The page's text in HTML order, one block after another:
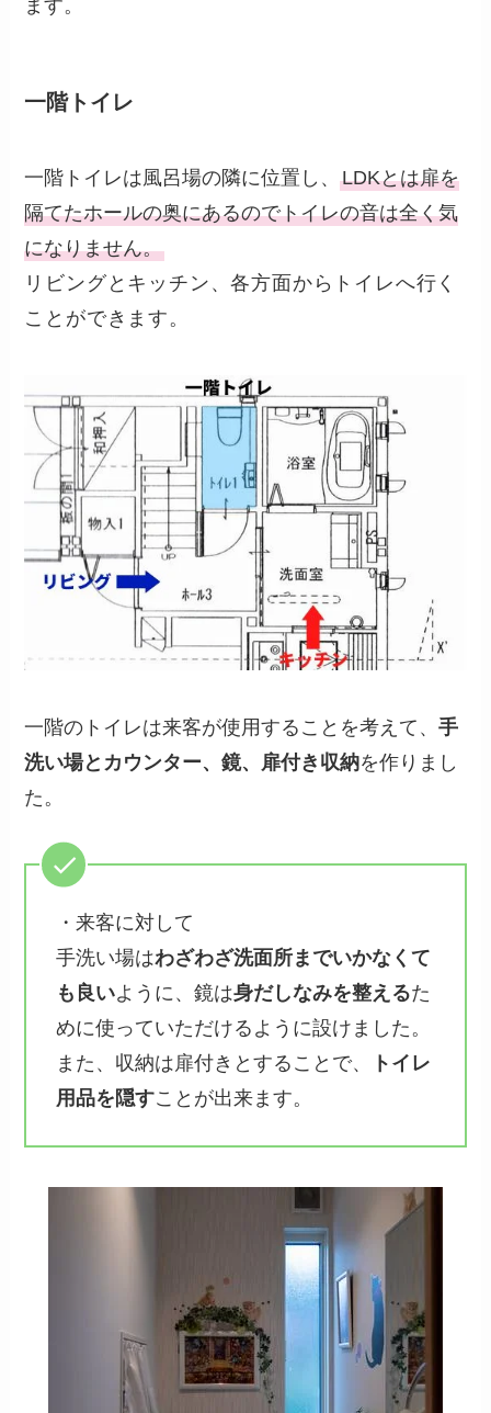
ます。
一階トイレ
一階トイレは風呂場の隣に位置し、LDKとは扉を
隔てたホールの奥にあるのでトイレの音は全く気
になりません。
リビングとキッチン、各方面からトイレへ行く
ことができます。
一階のトイレは来客が使用することを考えて、手
洗い場とカウンター、鏡、扉付き収納を作りまし
た。
・来客に対して
手洗い場はわざわざ洗面所までいかなくて
も良いように、鏡は身だしなみを整えるた
めに使っていただけるように設けました。
また、収納は扉付きとすることで、
トイレ
用品を隠すことが出来ます。